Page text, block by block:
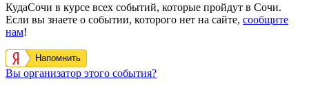
КудаСочи в курсе всех событий, которые пройдут в Сочи.
Если вы знаете о событии, которого нет на сайте, сообщите
нам!
Напомнить
Вы организатор этого события?